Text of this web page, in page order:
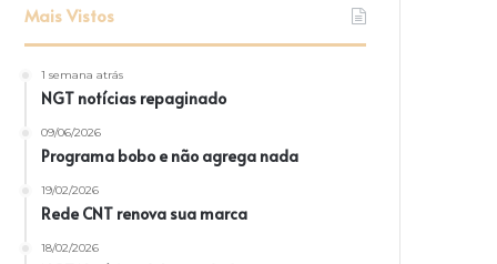
Mais Vistos
1 semana atrás
NGT notícias repaginado
09/06/2026
Programa bobo e não agrega nada
19/02/2026
Rede CNT renova sua marca
18/02/2026